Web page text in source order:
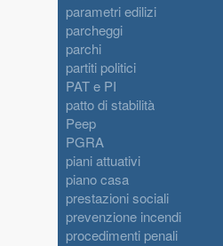
parametri edilizi
parcheggi
parchi
partiti politici
PAT e PI
patto di stabilità
Peep
PGRA
piani attuativi
piano casa
prestazioni sociali
prevenzione incendi
procedimenti penali